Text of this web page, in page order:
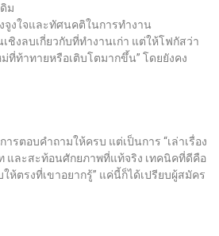
ม
จูงใจและทัศนคติในการทำงาน
ชิงลบเกี่ยวกับที่ทำงานเก่า แต่ให้โฟกัสว่า
ม่ที่ท้าทายหรือเติบโตมากขึ้น” โดยยังคง
รตอบคำถามให้ครบ แต่เป็นการ “เล่าเรื่อง
และสะท้อนศักยภาพที่แท้จริง เทคนิคที่ดีคือ
ให้ตรงที่เขาอยากรู้” แค่นี้ก็ได้เปรียบผู้สมัคร